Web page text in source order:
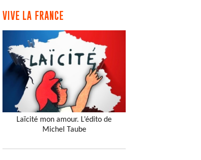
VIVE LA FRANCE
Laïcité mon amour. L’édito de
Michel Taube